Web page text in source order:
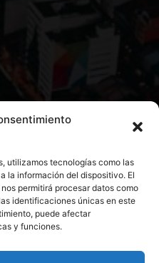
utilizamos tecnologías como las
la información del dispositivo. El
permitirá procesar datos como
identificaciones únicas en este
puede afectar
y funciones.